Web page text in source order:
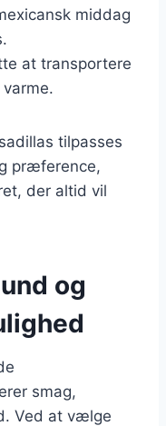
middag
at transportere
tilpasses
præference,
der altid vil
og
smag,
Ved at vælge